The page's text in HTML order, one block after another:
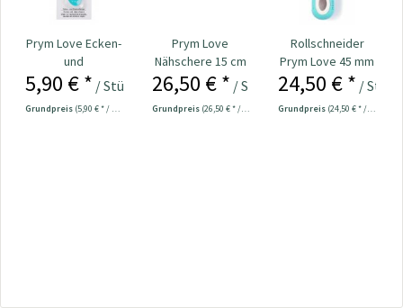
Prym Love Ecken-
und
Kantenformer Nr.
5,90 € * / Stück
Grundpreis (5,90 € * / 1 Stück)
Prym Love
Nähschere 15 cm
Nr. 610541
26,50 € * / Stück
Grundpreis (26,50 € * / 1 Stück)
Rollschneider
Prym Love 45 mm
24,50 € * / Stück
Grundpreis (24,50 € * / 1 Stück)